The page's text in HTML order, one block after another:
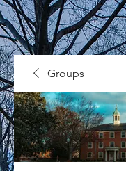
Groups